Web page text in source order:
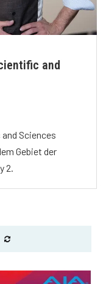
and
Sciences
Gebiet der
2.